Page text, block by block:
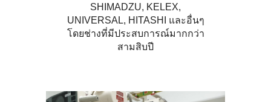
SHIMADZU, KELEX,
UNIVERSAL, HITASHI และอื่นๆ
โดยช่างที่มีประสบการณ์มากกว่า
สามสิบปี